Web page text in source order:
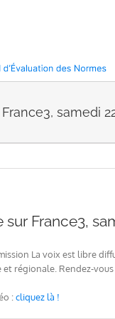
samedi
France3,
La voix est libre
régionale. Rendez-
:cliquez là !